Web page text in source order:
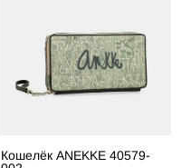
Кошелёк ANEKKE 40579-